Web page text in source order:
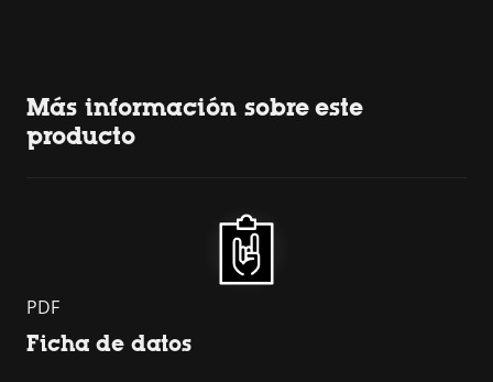
Más información sobre este
producto
PDF
Ficha de datos